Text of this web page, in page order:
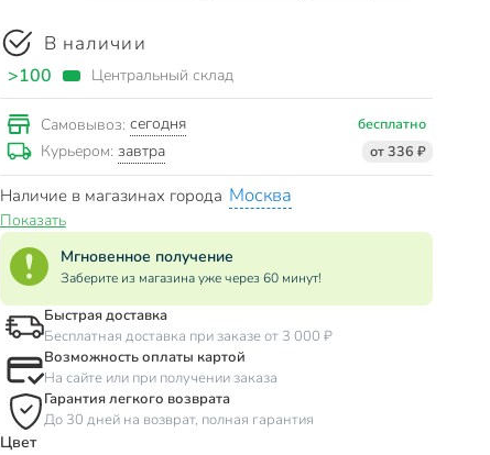
В наличии
>100 Центральный склад
Самовывоз: сегодня бесплатно
Курьером: завтра от 336 ₽
Наличие в магазинах города Москва
Показать
Мгновенное получение
Заберите из магазина уже через 60 минут!
Быстрая доставка
Бесплатная доставка при заказе от 3 000 ₽
Возможность оплаты картой
На сайте или при получении заказа
Гарантия легкого возврата
До 30 дней на возврат, полная гарантия
Цвет